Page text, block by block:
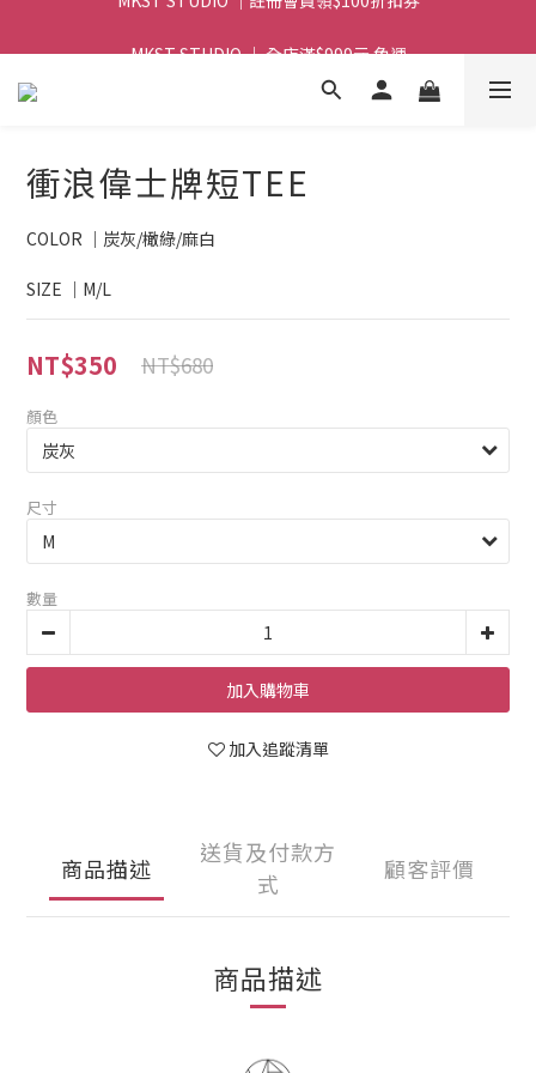
MKST STUDIO ｜ 全店滿$999元 免運
衝浪偉士牌短TEE
COLOR ｜炭灰/橄綠/麻白
SIZE ｜M/L
NT$350 NT$680
顏色
尺寸
數量
加入購物車
加入追蹤清單
商品描述
送貨及付款方
式
顧客評價
商品描述